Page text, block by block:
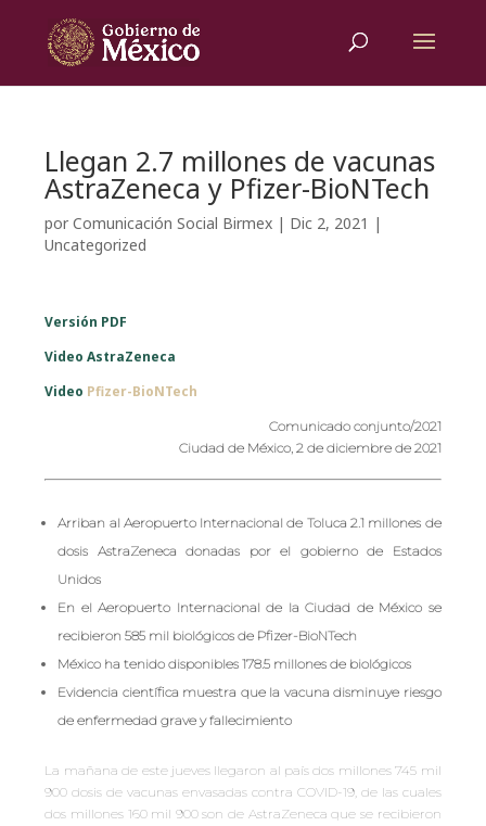
Llegan 2.7 millones de vacunas
AstraZeneca y Pfizer-BioNTech
porComunicación Social Birmex | Dic 2, 2021 |
Uncategorized
Versión PDF
Video AstraZeneca
Video Pfizer-BioNTech
Comunicado conjunto/2021
Ciudad de México, 2 de diciembrede 2021
Arriban al Aeropuerto Internacional de Toluca 2.1 millones de
dosis AstraZeneca donadas por el gobierno de Estados
Unidos
En el Aeropuerto Internacional de la Ciudad de México se
recibieron 585 mil biológicos de Pfizer-BioNTech
México ha tenido disponibles 178.5 millones de biológicos
Evidencia científica muestra que la vacuna disminuye riesgo
de enfermedad grave y fallecimiento
La mañana de este jueves llegaron al país dos millones 745 mil
900 dosis de vacunas envasadas contra COVID-19, de las cuales
dos millones 160 mil 900 son de AstraZeneca que se recibieron